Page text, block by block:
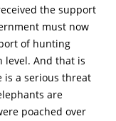
the support
must now
of hunting
level. And that is
is a serious threat
are
poached over